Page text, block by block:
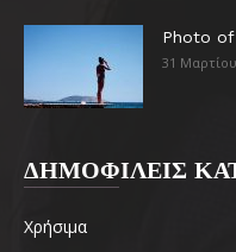
Photo
31
ΔΗΜΟΦΙΛΕΙΣ
Χρήσιμα